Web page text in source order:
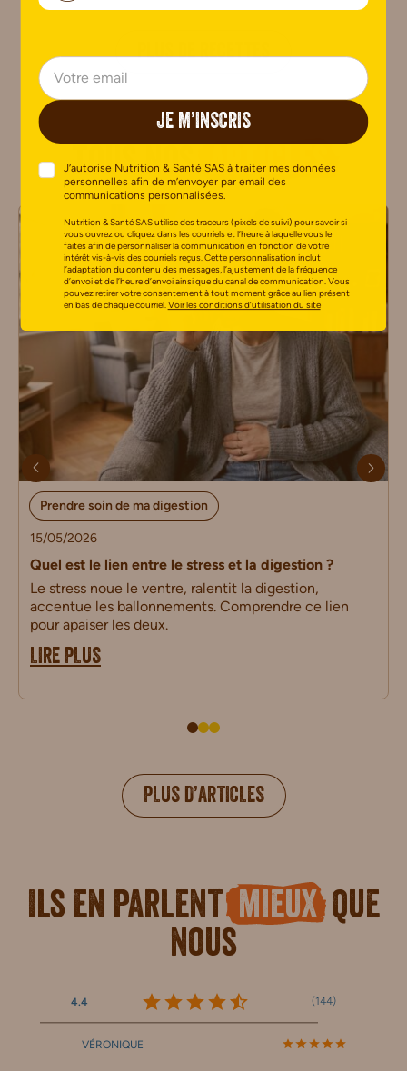
PLUS DE RECETTES
Tous nos articles
Prendre soin de ma digestion
15/05/2026
Quel est le lien entre le stress et la digestion ?
Le stress noue le ventre, ralentit la digestion,
accentue les ballonnements. Comprendre ce lien
pour apaiser les deux.
LIRE PLUS
PLUS D’ARTICLES
Ils en parlent mieuxque
nous
4.4 (144)
VÉRONIQUE
JE M’INSCRIS
J’autorise Nutrition & Santé SAS à traiter mes données
personnelles afin de m’envoyer par email des
communications personnalisées.
Nutrition & Santé SAS utilise des traceurs (pixels de suivi) pour savoir si
vous ouvrez ou cliquez dans les courriels et l’heure à laquelle vous le
faites afin de personnaliser la communication en fonction de votre
intérêt vis-à-vis des courriels reçus. Cette personnalisation inclut
l’adaptation du contenu des messages, l’ajustement de la fréquence
d’envoi et de l’heure d’envoi ainsi que du canal de communication. Vous
pouvez retirer votre consentement à tout moment grâce au lien présent
en bas de chaque courriel.Voir les conditions d’utilisation du site